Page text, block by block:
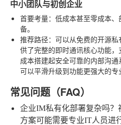
中小团队与初创企业
首要考量：低成本甚至零成本
备。
推荐路径：可以从免费的开源
供了完整的即时通讯核心功能
成本搭建起安全可靠的内部沟
可以平滑升级到功能更强大的专
常见问题（FAQ）
企业IM私有化部署复杂吗？
方案可能需要专业IT人员进